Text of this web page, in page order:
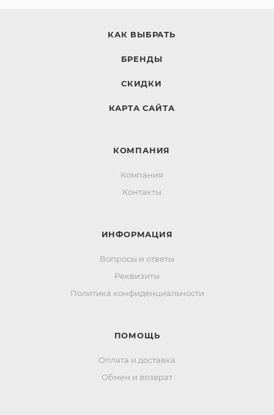
КАК ВЫБРАТЬ
БРЕНДЫ
СКИДКИ
КАРТА САЙТА
КОМПАНИЯ
Компания
Контакты
ИНФОРМАЦИЯ
Вопросы и ответы
Реквизиты
Политика конфиденциальности
ПОМОЩЬ
Оплата и доставка
Обмен и возврат